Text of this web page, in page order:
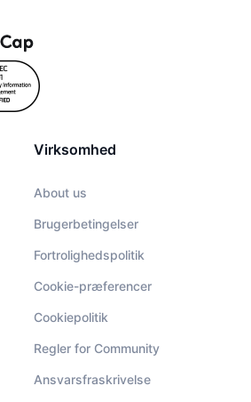
Virksomhed
About us
Brugerbetingelser
Fortrolighedspolitik
Cookie-præferencer
Cookiepolitik
Regler for Community
Ansvarsfraskrivelse